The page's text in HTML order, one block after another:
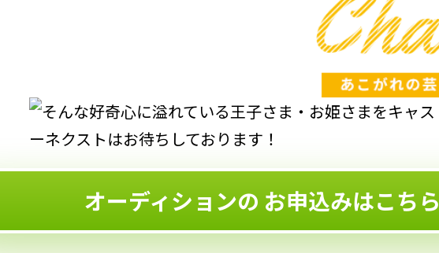
オーディションの お申込みはこち